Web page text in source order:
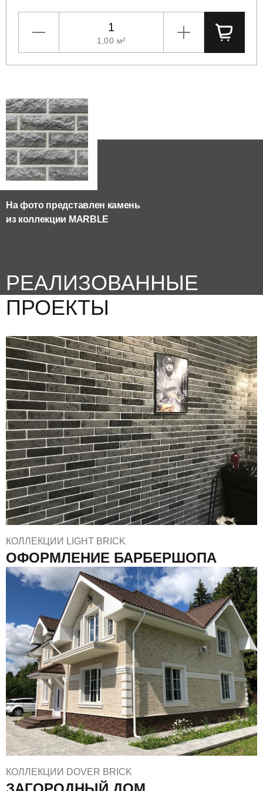
УМЕНЬШИТЬ
1,00 м²
На фото представлен камень
из коллекции MARBLE
РЕАЛИЗОВАННЫЕ
ПРОЕКТЫ
КОЛЛЕКЦИИ LIGHT BRICK
ОФОРМЛЕНИЕ БАРБЕРШОПА
КОЛЛЕКЦИИ DOVER BRICK